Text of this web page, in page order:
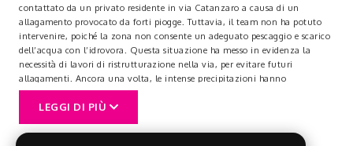
contattato da un privato residente in via Catanzaro a causa di un
allagamento provocato da forti piogge. Tuttavia, il team non ha potuto
intervenire, poiché la zona non consente un adeguato pescaggio e scarico
dell’acqua con l’idrovora. Questa situazione ha messo in evidenza la
necessità di lavori di ristrutturazione nella via, per evitare futuri
allagamenti. Ancora una volta, le intense precipitazioni hanno
sottolineato quante molte strade necessitino di un rifacimento radicale
per garantire una migliore gestione delle acque meteoriche.
allagamenti e sopralluoghi per rami pericolanti. Il Nucleo operativo Airone
LEGGI DI PIÙ